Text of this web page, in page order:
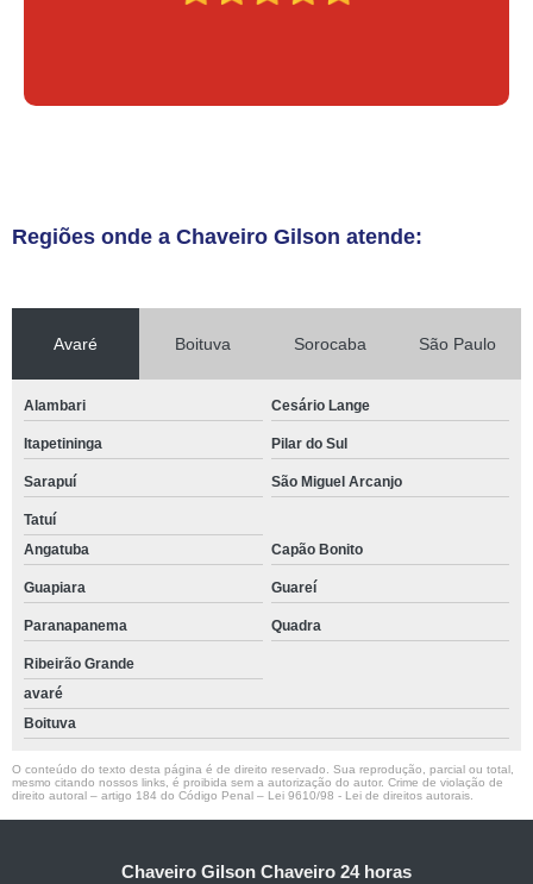
Regiões onde a Chaveiro Gilson atende:
Avaré Boituva Sorocaba São Paulo
Alambari Cesário Lange
Itapetininga Pilar do Sul
Sarapuí São Miguel Arcanjo
Tatuí
Angatuba
Capão Bonito
Guapiara Guareí
Paranapanema Quadra
Ribeirão Grande
avaré
Boituva
O conteúdo do texto desta página é de direito reservado. Sua reprodução, parcial ou total,
mesmo citando nossos links, é proibida sem a autorização do autor. Crime de violação de
direito autoral – artigo 184 do Código Penal – Lei 9610/98 - Lei de direitos autorais
Chaveiro Gilson Chaveiro 24 horas